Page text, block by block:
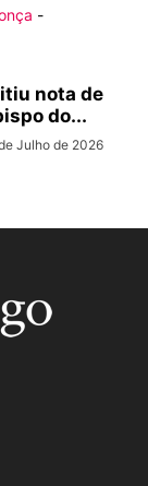
-
nota de
do...
Julho de 2026